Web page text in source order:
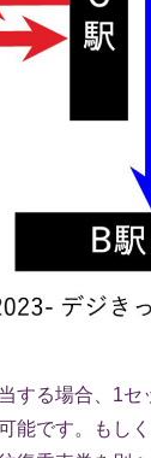
する場合、1セ
能です。もし